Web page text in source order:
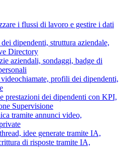
i flussi di lavoro e gestire i dati
dipendenti, struttura aziendale,
Directory
aziendali, sondaggi, badge di
profili dei dipendenti,
prestazioni dei dipendenti con KPI,
Supervisione
tramite annunci video,
idee generate tramite IA,
di risposte tramite IA,